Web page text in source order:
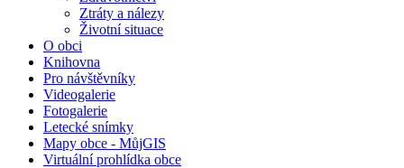
Ztráty a nálezy
Životní situace
O obci
Knihovna
Pro návštěvníky
Videogalerie
Fotogalerie
Letecké snímky
Mapy obce - MůjGIS
Virtuální prohlídka obce